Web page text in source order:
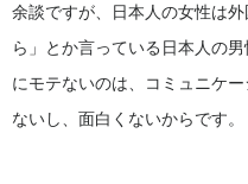
余談ですが、日本人の女性は
ら」とか言っている日本人の
にモテないのは、コミュニケ
ないし、面白くないからです。